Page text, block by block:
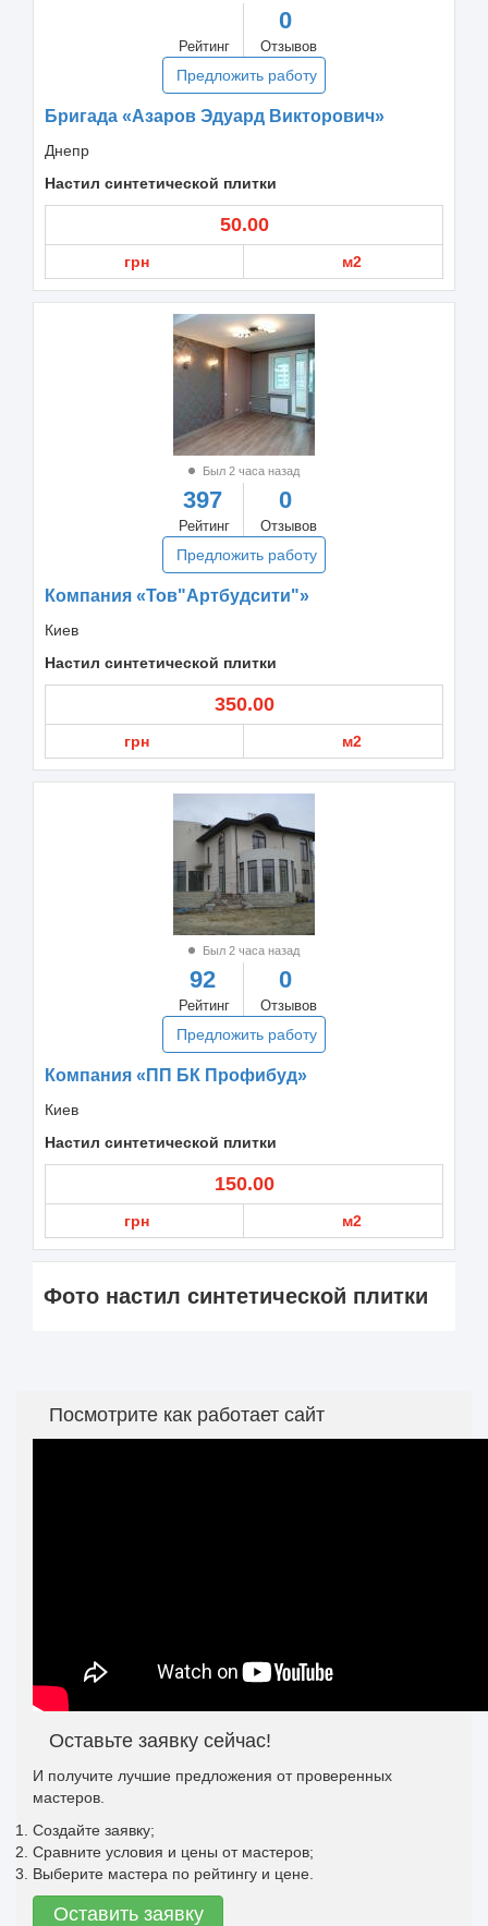
Рейтинг
0
Отзывов
Предложить работу
Бригада «Азаров Эдуард Викторович»
Днепр
Настил синтетической плитки
50.00
грн м2
Был 2 часа назад
397
Рейтинг
0
Отзывов
Предложить работу
Компания «Тов"Артбудсити"»
Киев
Настил синтетической плитки
350.00
грн м2
Был 2 часа назад
92
Рейтинг
0
Отзывов
Предложить работу
Компания «ПП БК Профибуд»
Киев
Настил синтетической плитки
150.00
грн м2
Фото настил синтетической плитки
Посмотрите как работает сайт
Оставьте заявку сейчас!
И получите лучшие предложения от проверенных
мастеров.
Создайте заявку;
Сравните условия и цены от мастеров;
Выберите мастера по рейтингу и цене.
Оставить заявку